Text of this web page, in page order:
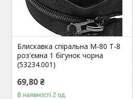
Блискавка спіральна М-80 Т-8
роз'ємна 1 бігунок чорна
(53234.001)
69,80 ₴
В наявності 2 од.